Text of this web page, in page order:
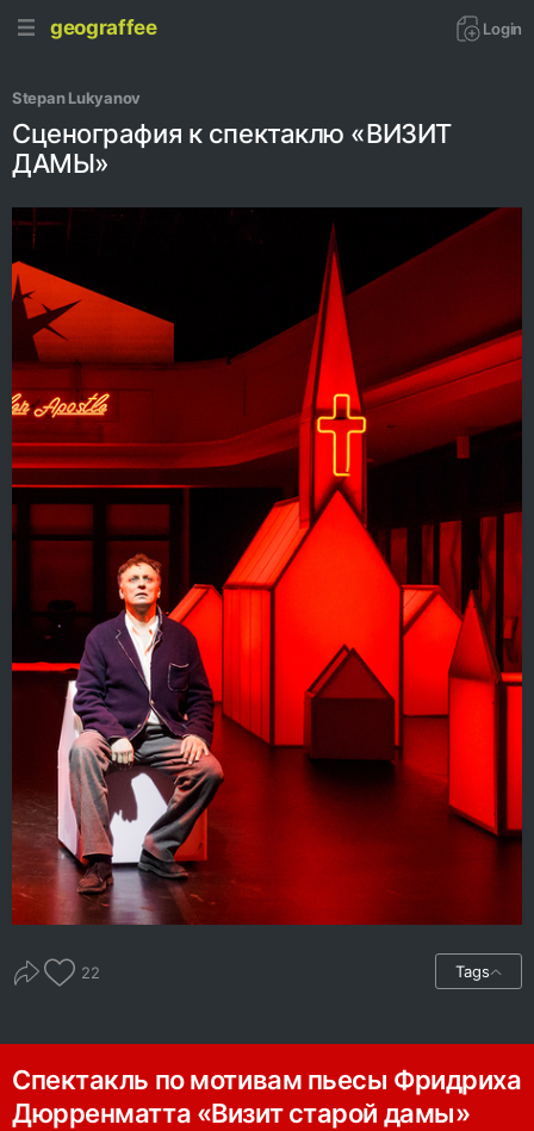
geograffee Login
Stepan Lukyanov
Сценография к спектаклю «ВИЗИТ
ДАМЫ»
22 Tags
Спектакль по мотивам пьесы Фридриха
Дюрренматта «Визит старой дамы»